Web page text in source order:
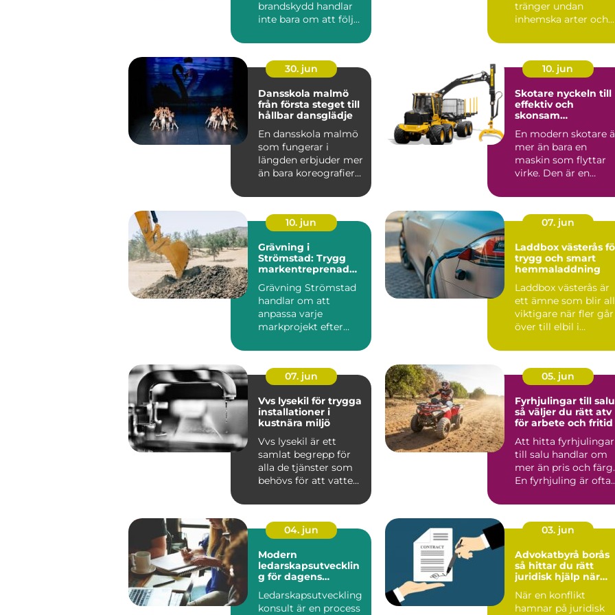
brandskydd handlar
inte bara om att följa
handlar ...
tränger undan
inhemska arter och
livsmiljöer. Kon...
30. jun
Dansskola malmö
från första steget till
hållbar dansglädje
En dansskola malmö
som fungerar i
längden erbjuder mer
än bara koreografier
genomtänkt...
10. jun
Skotare nyckeln till
effektiv och
skonsam
En modern skotare
mer än bara en
maskin som flyttar
virke. Den är en
mellan avverk...
10. jun
Grävning i
Strömstad: Trygg
markentreprenad
Grävning Strömstad
handlar om att
anpassa varje
markprojekt efter
speciella f...
07. jun
Laddbox västerås
trygg och smart
hemmaladdning
Laddbox västerås är
ett ämne som blir
viktigare när fler går
över till elbil i
07. jun
Vvs lysekil för trygga
installationer i
kustnära miljö
Vvs lysekil är ett
samlat begrepp för
alla de tjänster som
behövs för att vatten,
05. jun
Fyrhjulingar till salu
så väljer du rätt atv
för arbete och fritid
Att hitta fyrhjulingar
till salu handlar om
mer än pris och färg.
En fyrhjuling är ofta
04. jun
Modern
ledarskapsutvecklin
g för dagens
Ledarskapsutveckling
konsult är en process
03. jun
Advokatbyrå borås
så hittar du rätt
juridisk hjälp när
När en konflikt
hamnar på juridisk